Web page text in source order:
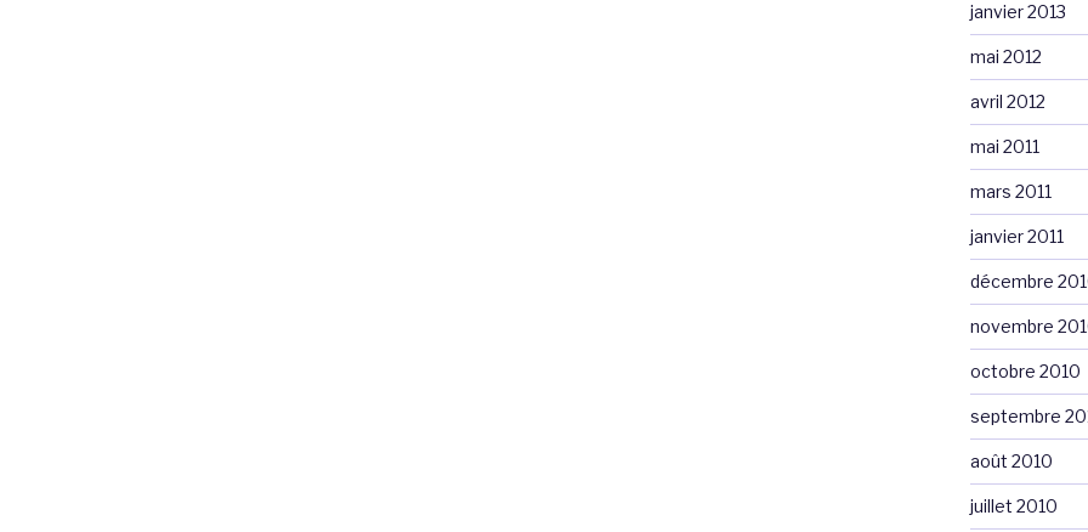
janvier 2013
mai 2012
avril 2012
mai 2011
mars 2011
janvier 2011
décembre
novembre
octobre 2010
septembre
août 2010
juillet 2010